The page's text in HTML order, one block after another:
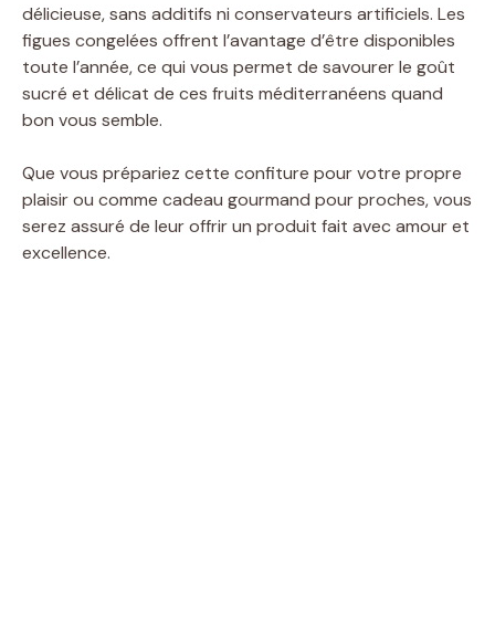
délicieuse, sans additifs ni conservateurs artificiels. Les
figues congelées offrent l’avantage d’être disponibles
toute l’année, ce qui vous permet de savourer le goût
sucré et délicat de ces fruits méditerranéens quand
bon vous semble.
Que vous prépariez cette confiture pour votre propre
plaisir ou comme cadeau gourmand pour proches, vous
serez assuré de leur offrir un produit fait avec amour et
excellence.